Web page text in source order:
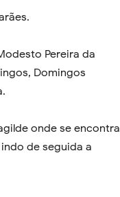
Pereira da
Domingos
onde se encontra
de seguida a